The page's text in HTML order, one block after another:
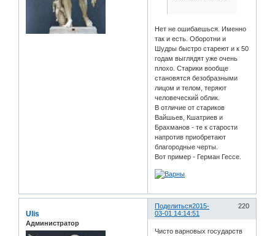
Нет не ошибаешься. Именно
так и есть. Оборотни и
Шудры быстро стареют и к 50
годам выглядят уже очень
плохо. Старики вообще
становятся безобразными
лицом и телом, теряют
человеческий облик.
В отличие от стариков
Вайшьев, Кшатриев и
Брахманов - те к старости
напротив приобретают
благородные черты.
Вот пример - Герман Гессе.
Поделиться 220
2015-
03-01 14:14:51
Ulis
Администратор
Чисто варновых государств